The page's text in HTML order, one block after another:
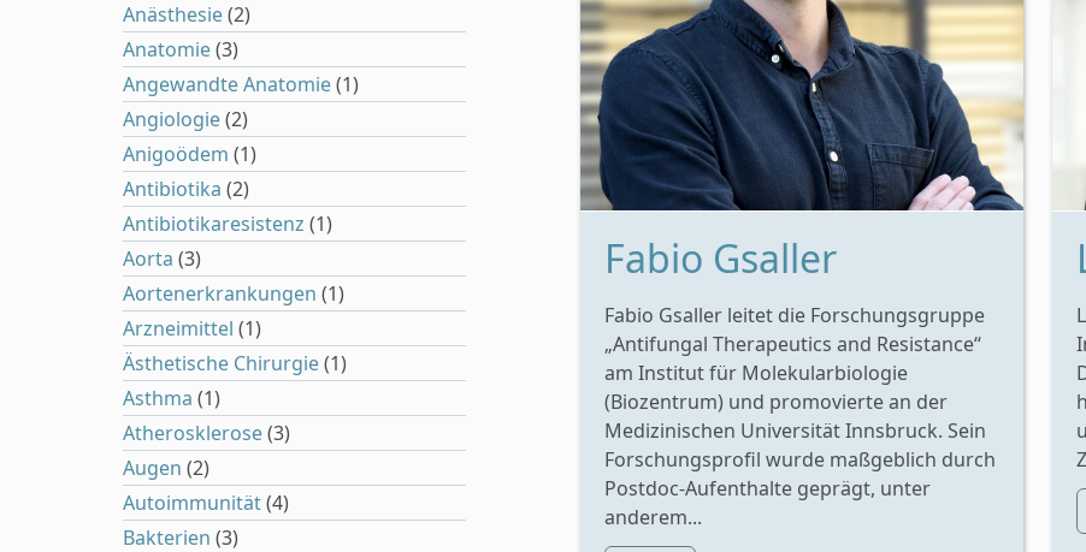
Fabio Gsaller
Fabio Gsaller leitet die Forschungsgruppe
„Antifungal Therapeutics and Resistance“
am Institut für Molekularbiologie
(Biozentrum) und promovierte an der
Medizinischen Universität Innsbruck. Sein
Forschungsprofil wurde maßgeblich durch
Postdoc-Aufenthalte geprägt, unter
anderem...
Anästhesie(2)
Anatomie(3)
Angewandte Anatomie(1)
Angiologie(2)
Anigoödem (1)
Antibiotika (2)
Antibiotikaresistenz (1)
Aorta (3)
Aortenerkrankungen (1)
Arzneimittel (1)
Ästhetische Chirurgie(1)
Asthma (1)
Atherosklerose(3)
Augen (2)
Autoimmunität(4)
Bakterien (3)